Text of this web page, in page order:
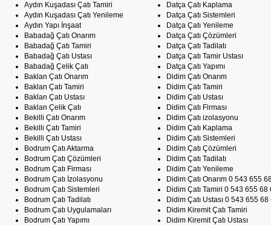
Aydın Kuşadası Çatı Tamiri
Aydın Kuşadası Çatı Yenileme
Aydın Yapı İnşaat
Babadağ Çatı Onarım
Babadağ Çatı Tamiri
Babadağ Çatı Ustası
Babadağ Çelik Çatı
Baklan Çatı Onarım
Baklan Çatı Tamiri
Baklan Çatı Ustası
Baklan Çelik Çatı
Bekilli Çatı Onarım
Bekilli Çatı Tamiri
Bekilli Çatı Ustası
Bodrum Çatı Aktarma
Bodrum Çatı Çözümleri
Bodrum Çatı Firması
Bodrum Çatı İzolasyonu
Bodrum Çatı Sistemleri
Bodrum Çatı Tadilatı
Bodrum Çatı Uygulamaları
Bodrum Çatı Yapımı
Datça Çatı Kaplama
Datça Çatı Sistemleri
Datça Çatı Yenileme
Datça Çatı Çözümleri
Datça Çatı Tadilatı
Datça Çatı Tamir Ustası
Datça Çatı Yapımı
Didim Çatı Onarım
Didim Çatı Tamiri
Didim Çatı Ustası
Didim Çatı Firması
Didim Çatı izolasyonu
Didim Çatı Kaplama
Didim Çatı Sistemleri
Didim Çatı Çözümleri
Didim Çatı Tadilatı
Didim Çatı Yenileme
Didim Çatı Onarım 0 543 655
Didim Çatı Tamiri 0 543 655 68
Didim Çatı Ustası 0 543 655 68
Didim Kiremit Çatı Tamiri
Didim Kiremit Çatı Ustası